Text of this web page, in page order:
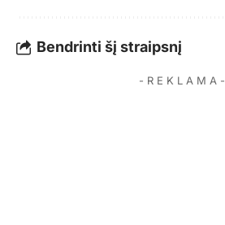
Bendrinti šį straipsnį
- R E K L A M A -